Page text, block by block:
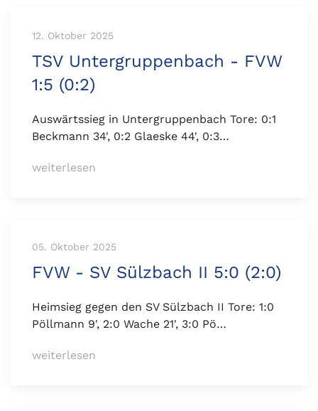
12. Oktober 2025
TSV Untergruppenbach - FVW
1:5 (0:2)
Auswärtssieg in Untergruppenbach Tore: 0:1
Beckmann 34', 0:2 Glaeske 44', 0:3…
weiterlesen
05. Oktober 2025
FVW - SV Sülzbach II 5:0 (2:0)
Heimsieg gegen den SV Sülzbach II Tore: 1:0
Pöllmann 9', 2:0 Wache 21', 3:0 Pö…
weiterlesen